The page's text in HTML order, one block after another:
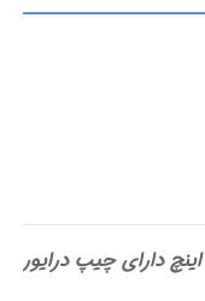
ماژول نمایشگر OLED سیاه و سفید 1.32اینچ دارای چیپ درایور